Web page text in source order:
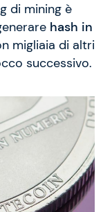
di mining è
hash in
migliaia di altri
successivo.